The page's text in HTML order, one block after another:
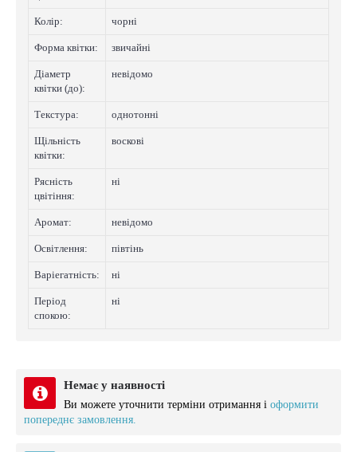
Колip: чорні
Форма квітки: звичайні
Діаметр
квітки (до):
невідомо
Текстура: однотонні
Щільність
квітки:
восковi
Рясність
цвітіння:
нi
Аромат: невідомо
Освітлення: півтінь
Варіегатнicть: нi
Період
спокою:
нi
Немає у наявності
Ви можете уточнити терміни отримання і оформити
попереднє замовлення.